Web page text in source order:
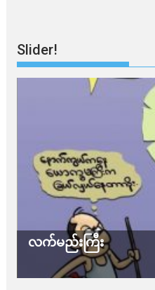
Slider!
မည်းကြီး